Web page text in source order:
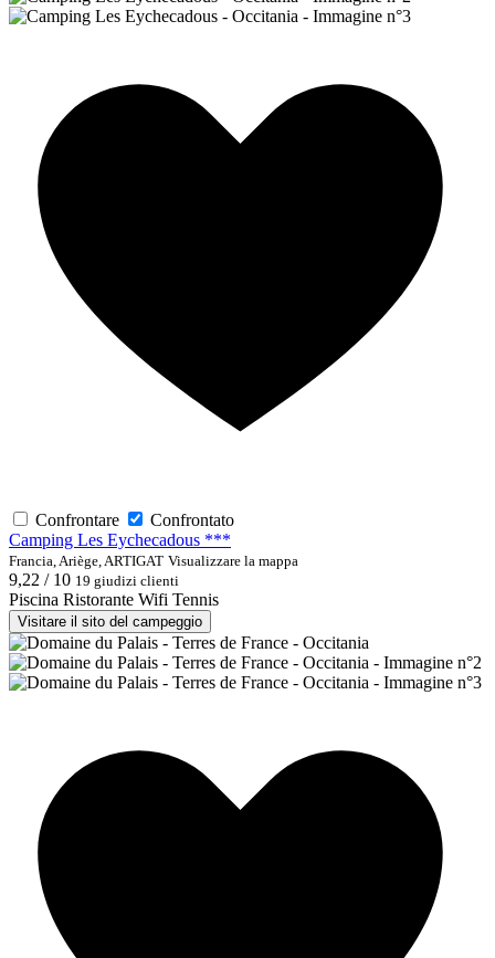
Confrontare
Confrontato
Camping Les Eychecadous ***
Francia, Ariège, ARTIGAT Visualizzare la mappa
9,22 / 10 19 giudizi clienti
Piscina Ristorante Wifi Tennis
Visitare il sito del campeggio